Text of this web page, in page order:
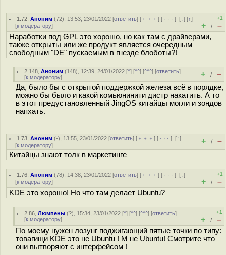
1.72 ,Аноним (72), 13:53, 23/01/2022 [ответить] [ ﹢﹢﹢] [ · · ·][↓] [↑]
[к модератору]
+1
+ / –
Наработки под GPL это хорошо, но как там с драйверами,
также открыты или же продукт является очередным
свободным "DE" пускаемым в гнезде блоботы?!
2.148 ,Аноним (148), 12:39, 24/01/2022 [^] [^^] [^^^] [ответить]
[к модератору] + / –
Да, было бы с открытой поддержкой железа всё в порядке,
можно бы было и какой комьюнинити дистр накатить. А то
в этот предустановленный JingOS китайцы могли и зондов
напхать.
1.73 ,Аноним (-), 13:55, 23/01/2022 [ответить] [ ﹢﹢﹢] [ · · ·][↑]
[к модератору] + / –
Китайцы знают толк в маркетинге
1.76 ,Аноним (78), 14:38, 23/01/2022 [ответить] [ ﹢﹢﹢] [ · · ·][↓]
[к модератору]
+1
+ / –
KDE это хорошо! Но что там делает Ubuntu?
2.86 ,Люмпены (?), 15:34, 23/01/2022 [^] [^^] [^^^] [ответить]
[к модератору]
+1
+ / –
По моему нужен лозунг поджигающий пятые точки по типу:
товагищи KDE это не Ubuntu ! М не Ubuntu! Смотрите что
они вытворяют с интерфейсом !